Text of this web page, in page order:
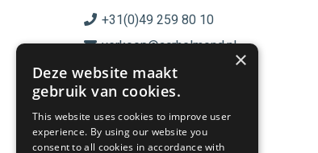
+31(0)49 259 80 10
verkoop@acrhelmond.nl
KvK nummer: 17025674
Volg ons op
×
Deze website maakt
gebruik van cookies.
This website uses cookies to improve user
experience. By using our website you
consent to all cookies in accordance with